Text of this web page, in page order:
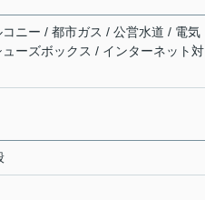
ニー / 都市ガス / 公営水道 / 電気
ーズボックス / インターネット対